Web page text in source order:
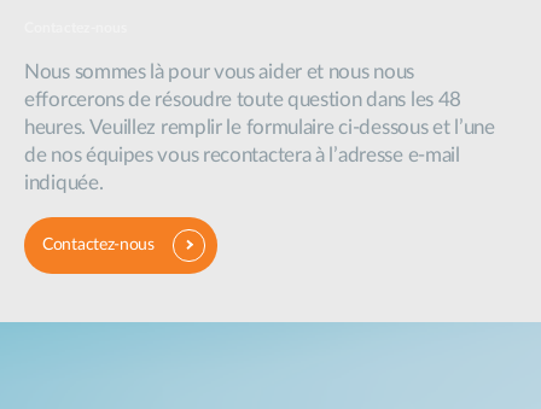
Nous sommes là pour vous aider et nous nous
efforcerons de résoudre toute question dans les 48
heures. Veuillez remplir le formulaire ci-dessous et l’une
de nos équipes vous recontactera à l’adresse e-mail
indiquée.
Contactez-nous